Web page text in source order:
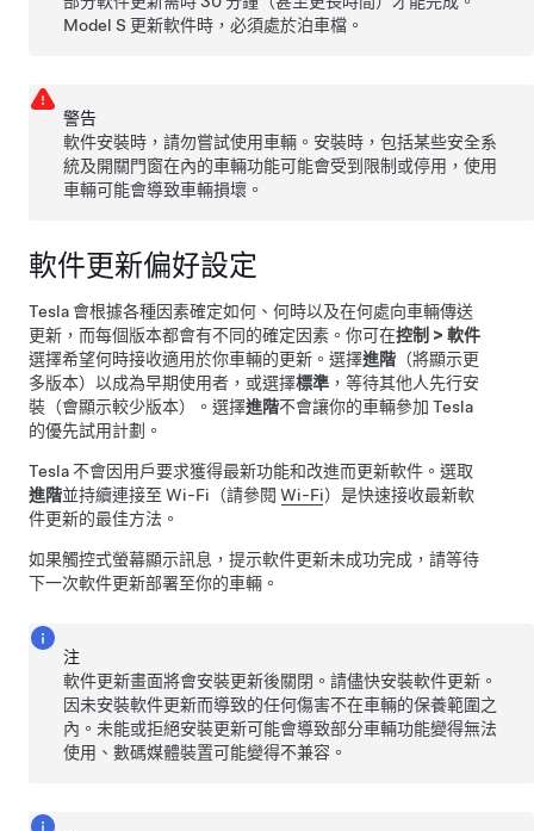
Model S 更新軟件時，必須處於泊車檔。
警告
軟件安裝時，請勿嘗試使用車輛。安裝時，包括某些安全系
統及開關門窗在內的車輛功能可能會受到限制或停用，使用
車輛可能會導致車輛損壞。
軟件更新偏好設定
Tesla 會根據各種因素確定如何、何時以及在何處向車輛傳送
更新，而每個版本都會有不同的確定因素。你可在控制 > 軟件
選擇希望何時接收適用於你車輛的更新。選擇進階 （將顯示更
多版本）以成為早期使用者，或選擇標準 ，等待其他人先行安
裝（會顯示較少版本）。選擇進階不會讓你的車輛參加 Tesla
的優先試用計劃。
Tesla 不會因用戶要求獲得最新功能和改進而更新軟件。選取
進階並持續連接至 Wi-Fi（請參閱 Wi-Fi）是快速接收最新軟
件更新的最佳方法。
如果觸控式螢幕顯示訊息，提示軟件更新未成功完成，請等待
下一次軟件更新部署至你的車輛。
注
軟件更新畫面將會安裝更新後關閉。請儘快安裝軟件更新。
因未安裝軟件更新而導致的任何傷害不在車輛的保養範圍之
內。未能或拒絕安裝更新可能會導致部分車輛功能變得無法
使用、數碼媒體裝置可能變得不兼容。